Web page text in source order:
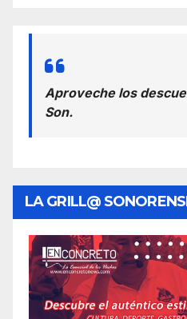
Aproveche los
Son.
LA GRILL@